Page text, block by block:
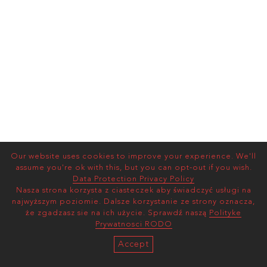
Our website uses cookies to improve your experience. We'll
assume you're ok with this, but you can opt-out if you wish.
Data Protection Privacy Policy
Nasza strona korzysta z ciasteczek aby świadczyć usługi na
najwyższym poziomie. Dalsze korzystanie ze strony oznacza,
że zgadzasz sie na ich użycie. Sprawdź naszą Polityke
Prywatnosci RODO
Accept